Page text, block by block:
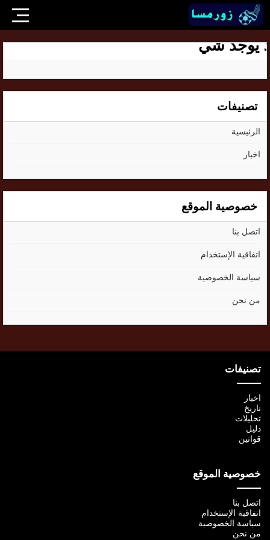
يوجد شي
تصنيفات
الرئيسية
اخبار
خصوصية الموقع
اتصل بنا
اتفاقية الإستخدام
سياسة الخصوصية
من نحن
تصنيفات
اخبار
تاريخ
تحليلات
دليل
قوانين
خصوصية الموقع
اتصل بنا
اتفاقية الإستخدام
سياسة الخصوصية
من نحن